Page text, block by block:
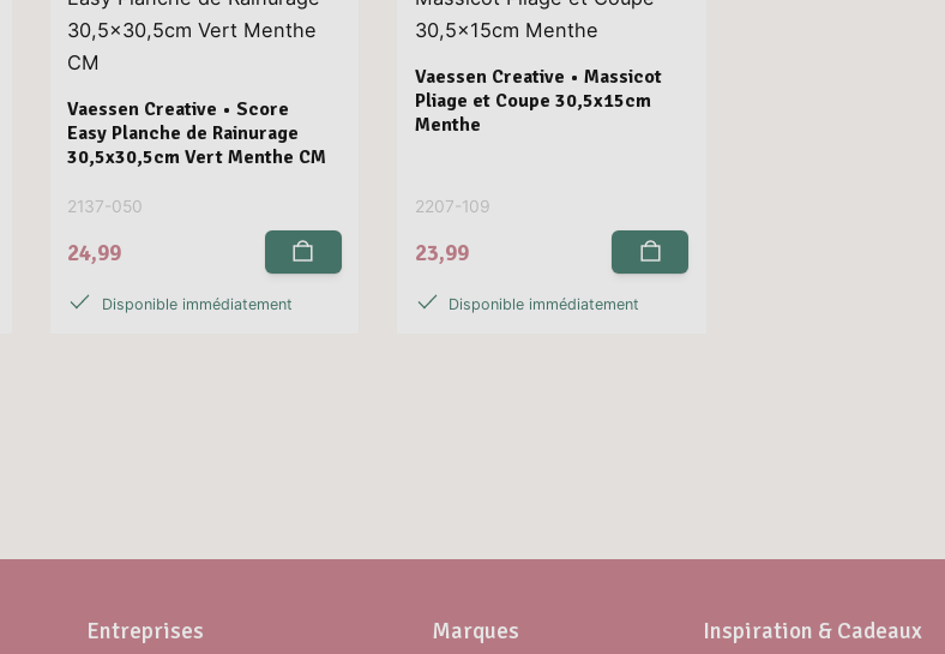
Vaessen Creative • Score
Easy Planche de Rainurage
30,5x30,5cm Vert Menthe CM
2137-050
24,99
Disponible immédiatement
Vaessen Creative • Massicot
Pliage et Coupe 30,5x15cm
Menthe
2207-109
23,99
Disponible immédiatement
Entreprises Marques Inspiration & Cadeaux